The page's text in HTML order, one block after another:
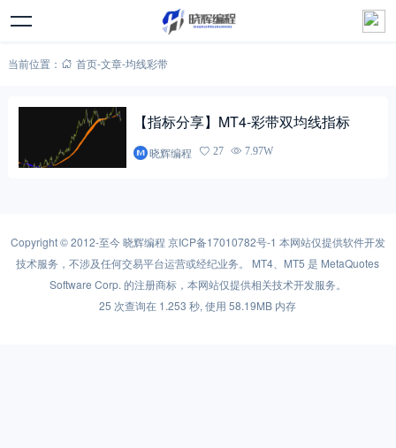
当前位置： 首页-文章-均线彩带
【指标分享】MT4-彩带双均线指标
晓辉编程 27 7.97W
Copyright © 2012-至今晓辉编程 京ICP备17010782号-1 本网站仅提供软件开发
技术服务，不涉及任何交易平台运营或经纪业务。 MT4、MT5 是 MetaQuotes
Software Corp. 的注册商标，本网站仅提供相关技术开发服务。
25 次查询在 1.253 秒, 使用 58.19MB 内存